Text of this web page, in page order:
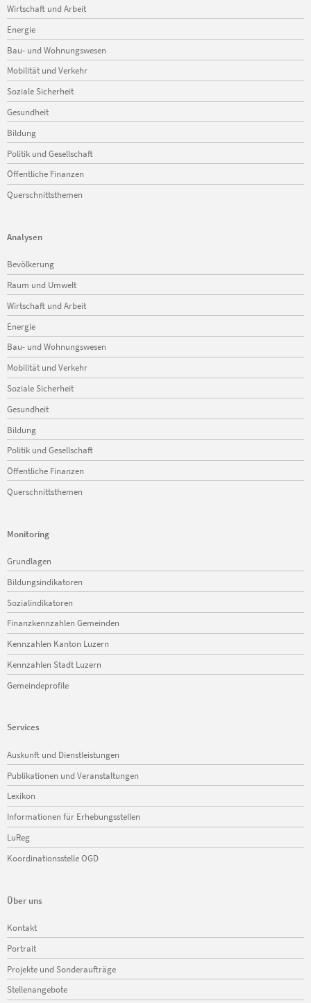
Wirtschaft und Arbeit
Energie
Bau- und Wohnungswesen
Mobilität und Verkehr
Soziale Sicherheit
Gesundheit
Bildung
Politik und Gesellschaft
Öffentliche Finanzen
Querschnittsthemen
Analysen
Navigation
überspringen
Bevölkerung
Raum und Umwelt
Wirtschaft und Arbeit
Energie
Bau- und Wohnungswesen
Mobilität und Verkehr
Soziale Sicherheit
Gesundheit
Bildung
Politik und Gesellschaft
Öffentliche Finanzen
Querschnittsthemen
Monitoring
Navigation
überspringen
Grundlagen
Bildungsindikatoren
Sozialindikatoren
Finanzkennzahlen Gemeinden
Kennzahlen Kanton Luzern
Kennzahlen Stadt Luzern
Gemeindeprofile
Services
Navigation
überspringen
Auskunft und Dienstleistungen
Publikationen und Veranstaltungen
Lexikon
Informationen für Erhebungsstellen
LuReg
Koordinationsstelle OGD
Über uns
Navigation
überspringen
Kontakt
Portrait
Projekte und Sonderaufträge
Stellenangebote